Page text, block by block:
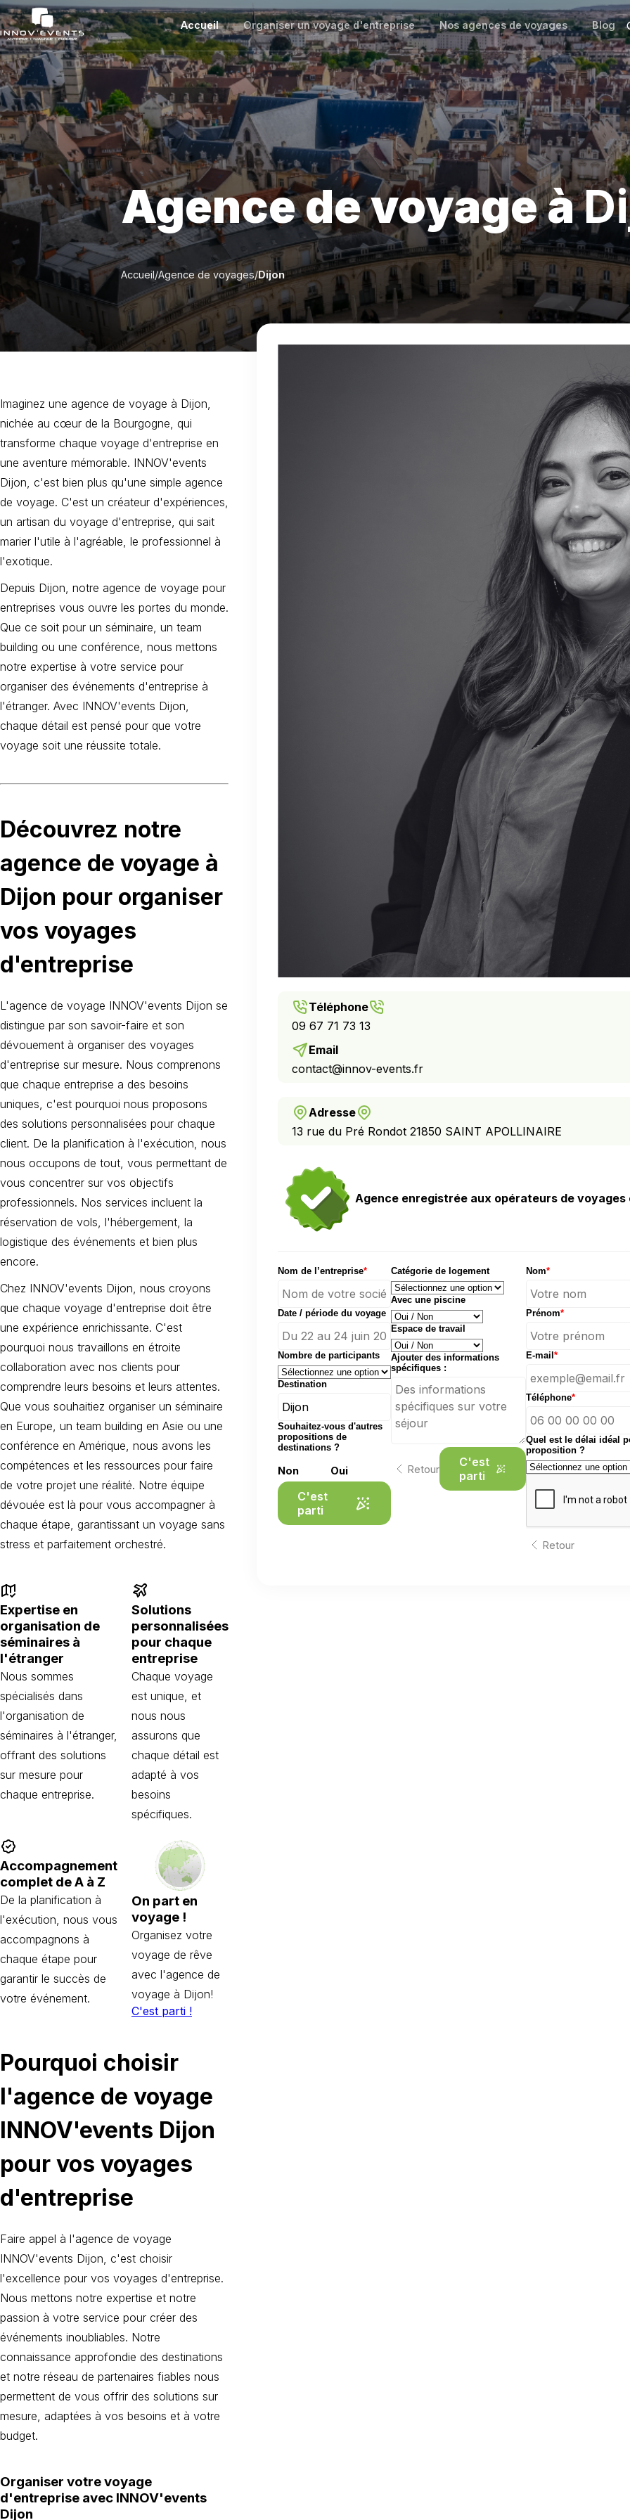
Accueil Organiser un voyage d'entreprise Nos agences de voyages Blog
Agence de voyage à
Organiser votre séminaire avec INNOV'events à Dijon
Accueil/Agence de voyages/Dijon
Imaginez une agence de voyage à Dijon,
nichée au cœur de la Bourgogne, qui
transforme chaque voyage d'entreprise en
une aventure mémorable. INNOV'events
Dijon, c'est bien plus qu'une simple agence
de voyage. C'est un créateur d'expériences,
un artisan du voyage d'entreprise, qui sait
marier l'utile à l'agréable, le professionnel à
l'exotique.
Depuis Dijon, notre agence de voyage pour
entreprises vous ouvre les portes du monde.
Que ce soit pour un séminaire, un team
building ou une conférence, nous mettons
notre expertise à votre service pour
organiser des événements d'entreprise à
l'étranger. Avec INNOV'events Dijon,
chaque détail est pensé pour que votre
voyage soit une réussite totale.
Découvrez notre
agence de voyage à
Dijon pour organiser
vos voyages
d'entreprise
L'agence de voyage INNOV'events Dijon se
distingue par son savoir-faire et son
dévouement à organiser des voyages
d'entreprise sur mesure. Nous comprenons
que chaque entreprise a des besoins
uniques, c'est pourquoi nous proposons
des solutions personnalisées pour chaque
client. De la planification à l'exécution, nous
nous occupons de tout, vous permettant de
vous concentrer sur vos objectifs
professionnels. Nos services incluent la
réservation de vols, l'hébergement, la
logistique des événements et bien plus
encore.
Chez INNOV'events Dijon, nous croyons
que chaque voyage d'entreprise doit être
une expérience enrichissante. C'est
pourquoi nous travaillons en étroite
collaboration avec nos clients pour
comprendre leurs besoins et leurs attentes.
Que vous souhaitiez organiser un séminaire
en Europe, un team building en Asie ou une
conférence en Amérique, nous avons les
compétences et les ressources pour faire
de votre projet une réalité. Notre équipe
dévouée est là pour vous accompagner à
chaque étape, garantissant un voyage sans
stress et parfaitement orchestré.
Expertise en
organisation de
séminaires à
l'étranger
Nous sommes
spécialisés dans
l'organisation de
séminaires à l'étranger,
offrant des solutions
sur mesure pour
chaque entreprise.
Solutions
personnalisées
pour chaque
entreprise
Chaque voyage
est unique, et
nous nous
assurons que
chaque détail est
adapté à vos
besoins
spécifiques.
Accompagnement
complet de A à Z
De la planification à
l'exécution, nous vous
accompagnons à
chaque étape pour
garantir le succès de
votre événement.
On part en
voyage !
Organisez votre
voyage de rêve
avec l'agence de
voyage à Dijon!
C'est parti !
Pourquoi choisir
l'agence de voyage
INNOV'events Dijon
pour vos voyages
d'entreprise
Faire appel à l'agence de voyage
INNOV'events Dijon, c'est choisir
l'excellence pour vos voyages d'entreprise.
Nous mettons notre expertise et notre
passion à votre service pour créer des
événements inoubliables. Notre
connaissance approfondie des destinations
et notre réseau de partenaires fiables nous
permettent de vous offrir des solutions sur
mesure, adaptées à vos besoins et à votre
budget.
Organiser votre voyage
d'entreprise avec INNOV'events
Dijon
Téléphone
09 67 71 73 13
Email
contact@innov-events.fr
Adresse
13 rue du Pré Rondot 21850 SAINT APOLLINAIRE
Agence enregistrée aux opérateurs de voyages
Nom de l’entreprise*
Date / période du voyage
Nombre de participants
Destination
Souhaitez-vous d'autres
propositions de
destinations ?
Non Oui
C'est
parti
Catégorie de logement
Avec une piscine
Espace de travail
Ajouter des informations
spécifiques :
Retour
C'est
parti
Nom*
Prénom*
E-mail *
Téléphone*
Quel est le délai idéal
proposition ?
Retour